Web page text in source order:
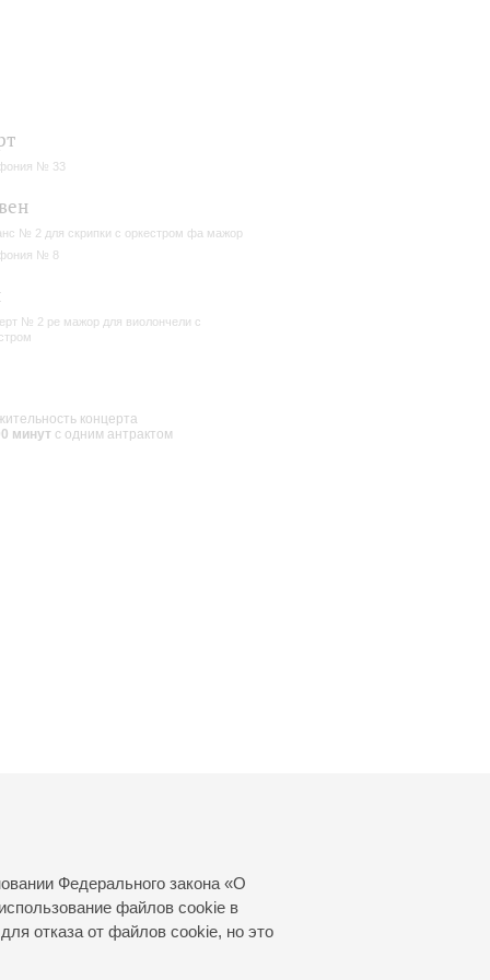
Федерального закона «О
файлов cookie в
отказа от файлов cookie, но это
№ 33
№ 2 для скрипки с оркестром фа мажор
№ 8
№ 2 ре мажор для виолончели с
концерта
минут с одним антрактом